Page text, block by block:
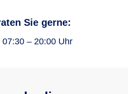
Sie gerne:
07:30 – 20:00 Uhr